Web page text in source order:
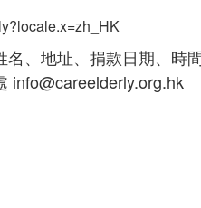
名、地址、捐款日期、時
info@careelderly.org.hk